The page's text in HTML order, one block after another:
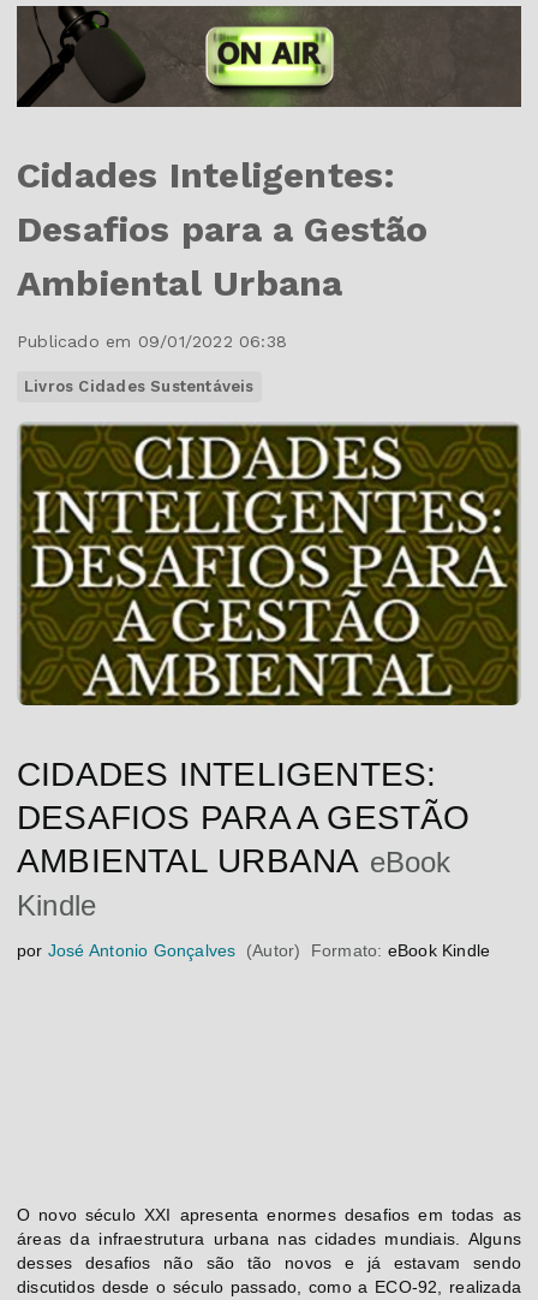
Cidades Inteligentes:
Desafios para a Gestão
Ambiental Urbana
Publicado em 09/01/2022 06:38
Livros Cidades Sustentáveis
CIDADES INTELIGENTES:
DESAFIOS PARA A GESTÃO
AMBIENTAL URBANA eBook
Kindle
por José Antonio Gonçalves (Autor) Formato: eBook Kindle
O novo século XXI apresenta enormes desafios em todas as
áreas da infraestrutura urbana nas cidades mundiais. Alguns
desses desafios não são tão novos e já estavam sendo
discutidos desde o século passado, como a ECO-92, realizada